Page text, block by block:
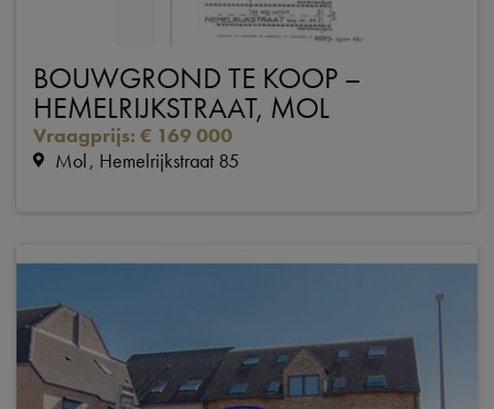
BOUWGROND TE KOOP –
HEMELRIJKSTRAAT, MOL
Vraagprijs: € 169 000
Mol Hemelrijkstraat 85